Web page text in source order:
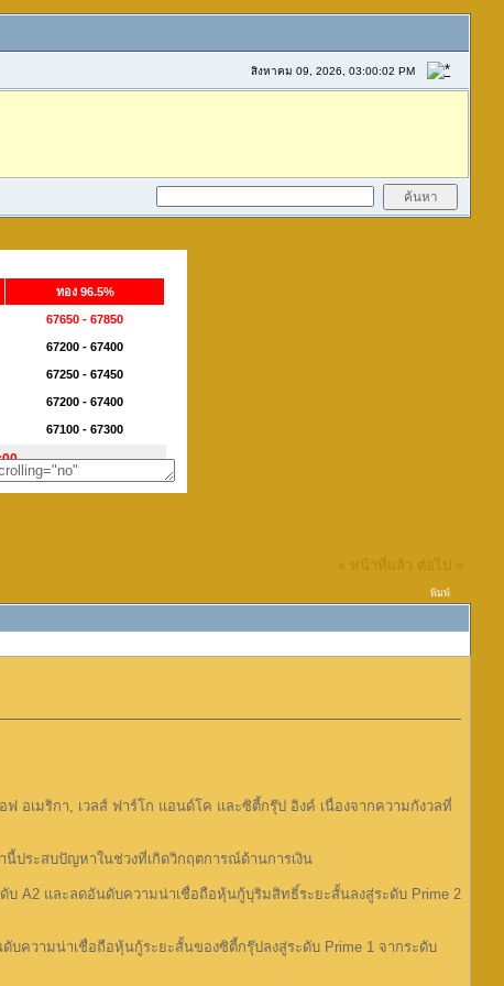
สิงหาคม 09, 2026, 03:00:02 PM
« หน้าที่แล้ว ต่อไป »
พิมพ์
อเมริกา, เวลส์ ฟาร์โก แอนด์โค และซิตี้กรุ๊ป อิงค์ เนื่องจากความกังวลที่
ประสบปัญหาในช่วงที่เกิดวิกฤตการณ์ด้านการเงิน
A2 และลดอันดับความน่าเชื่อถือหุ้นกู้บุริมสิทธิ์ระยะสั้นลงสู่ระดับ Prime 2
ความน่าเชื่อถือหุ้นกู้ระยะสั้นของซิตี้กรุ๊ปลงสู่ระดับ Prime 1 จากระดับ